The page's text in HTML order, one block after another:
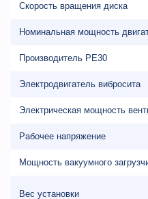
Скорость вращения диска
Номинальная мощность
Производитель PE30
Электродвигатель вибросита
Электрическая мощность
Рабочее напряжение
Мощность вакуумного
Вес установки